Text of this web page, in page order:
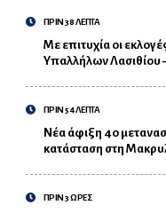
ΠΡΙΝ 38 ΛΕΠΤΑ
Με επιτυχία οι
Υπαλλήλων Λασιθίου
ΠΡΙΝ 54 ΛΕΠΤΑ
Νέα άφιξη 40
κατάσταση στη
ΠΡΙΝ 3 ΩΡΕΣ